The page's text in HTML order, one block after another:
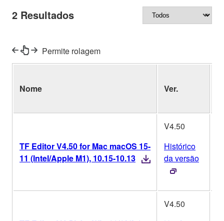
2 Resultados
Permite rolagem
Nome Ver.
TF Editor V4.50 for Mac macOS 15-
11 (Intel/Apple M1), 10.15-10.13
V4.50
Histórico
da versão
V4.50